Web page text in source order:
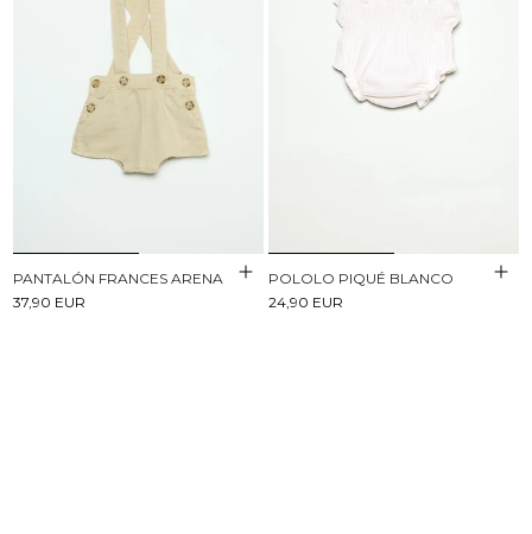
PANTALÓN FRANCES ARENA
37,90 EUR
POLOLO PIQUÉ BLANCO
24,90 EUR